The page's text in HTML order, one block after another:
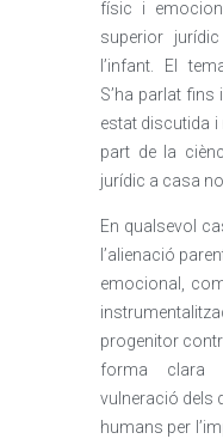
físic i
superior
l’infant. El
S’ha parlat fins
estat discutida i
part de la
jurídic a casa
En qualsevol
l’alienació
emocional,
progenitor
forma clara
vulneració dels
humans per